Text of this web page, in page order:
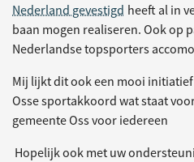
Nederland gevestigd heeft al in
baan mogen realiseren. Ook op
Nederlandse topsporters
Mij lijkt dit ook een mooi
Osse sportakkoord wat staat
gemeente Oss voor iedereen
Hopelijk ook met uw